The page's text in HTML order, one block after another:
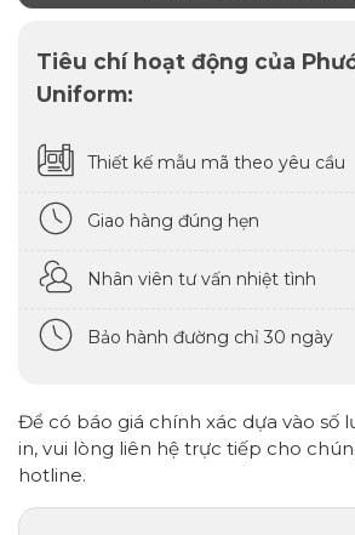
Tiêu chí hoạt động của
Uniform:
Thiết kế mẫu mã theo yêu cầu
Giao hàng đúng hẹn
Nhân viên tư vấn nhiệt tình
Bảo hành đường chỉ 30 ngày
Để có báo giá chính xác dựa vào số
in, vui lòng liên hệ trực tiếp cho
hotline.